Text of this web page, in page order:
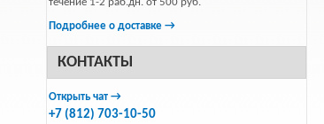
Подробнее о доставке →
КОНТАКТЫ
Открыть чат →
+7 (812) 703-10-50